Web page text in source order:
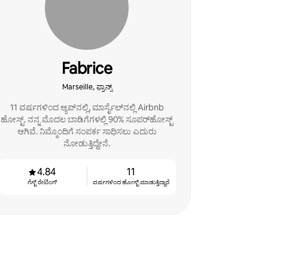
Fabrice
Marseille, ಫ್ರಾನ್ಸ್
11 ವರ್ಷಗಳಿಂದ ಆ್ಯಪ್‌ನಲ್ಲಿ, ಮಾರ್ಸೈಲ್‌ನಲ್ಲಿ Airbnb
ಹೋಸ್ಟ್. ನನ್ನ ಮೊದಲ ಬಾಡಿಗೆಗಳಲ್ಲಿ 90% ಸೂಪರ್‌ಹೋಸ್ಟ್
ಆಗಿವೆ. ನಿಮ್ಮೊಂದಿಗೆ ಸಂಪರ್ಕ ಸಾಧಿಸಲು ಎದುರು
ನೋಡುತ್ತಿದ್ದೇನೆ.
4.84
ಗೆಸ್ಟ್ ರೇಟಿಂಗ್
11
ವರ್ಷಗಳಿಂದ ಹೋಸ್ಟ್ ‌ಮಾಡುತ್ತಿದ್ದಾರೆ